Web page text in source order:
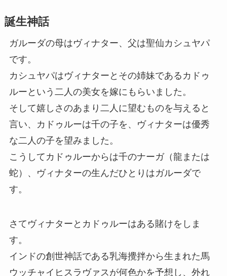
誕生神話
ガルーダの母はヴィナター、父は聖仙カシュヤパ
です。
カシュヤパはヴィナターとその姉妹であるカドゥ
ルーという二人の美女を嫁にもらいました。
そして嬉しさのあまり二人に望むものを与えると
言い、カドゥルーは千の子を、ヴィナターは優秀
な二人の子を望みました。
こうしてカドゥルーからは千のナーガ（龍または
蛇）、ヴィナターの生んだひとりはガルーダで
す。
さてヴィナターとカドゥルーはある賭けをしま
す。
インドの創世神話である乳海攪拌から生まれた馬
ウッチャイヒスラヴァスが何色かを予想し、外れ